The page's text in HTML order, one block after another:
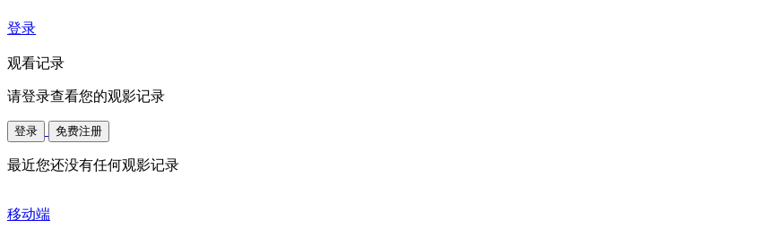
登录
观看记录
请登录查看您的观影记录
登录 免费注册
最近您还没有任何观影记录
移动端